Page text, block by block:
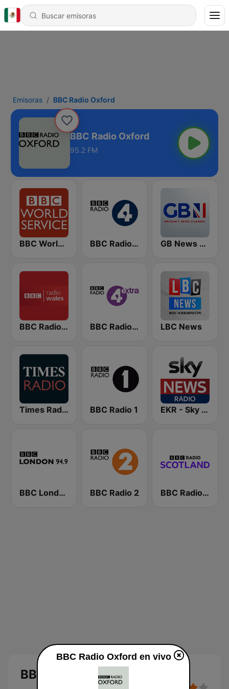
Emisoras BBC Radio Oxford
BBC Radio Oxford
95.2 FM
BBC World Service BBC Radio 4 GB News Radio
BBC Radio Wales BBC Radio 4 Extra LBC News
Times Radio BBC Radio 1 EKR - Sky News Radio
BBC London BBC Radio 2 BBC Radio Scotland
BBC Radio Oxford
BBC Radio Oxford en vivo